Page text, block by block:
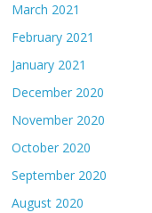
March 2021
February 2021
January 2021
December 2020
November 2020
October 2020
September 2020
August 2020